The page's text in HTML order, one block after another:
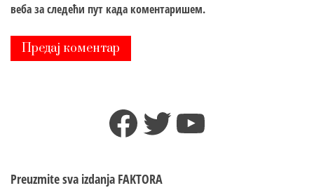
веба за следећи пут када коментаришем.
Facebook
TwitterYouTube
Preuzmite sva izdanja FAKTORA